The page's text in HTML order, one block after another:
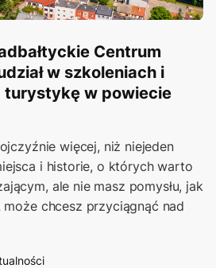
Centrum
w szkoleniach i
turystykę w powiecie
więcej, niż niejeden
i historie, o których warto
ale nie masz pomysłu, jak
chcesz przyciągnąć nad